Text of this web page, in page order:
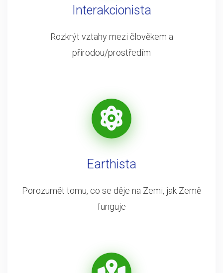
Interakcionista
Rozkrýt vztahy mezi člověkem a
přírodou/prostředím
Earthista
Porozumět tomu, co se děje na Zemi, jak Země
funguje